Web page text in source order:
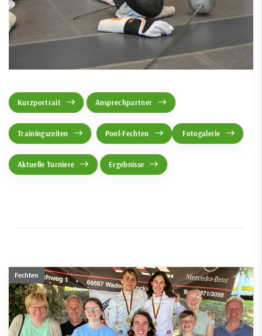
Kurzportrait Ansprechpartner
Trainingszeiten Pool-Fechten Fotogalerie
Aktuelle Turniere Ergebnisse
Fechten